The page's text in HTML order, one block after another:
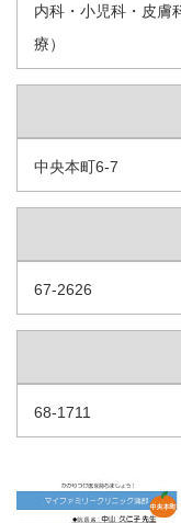
内科・小児科・皮膚
療）
中央本町6-7
67-2626
68-1711